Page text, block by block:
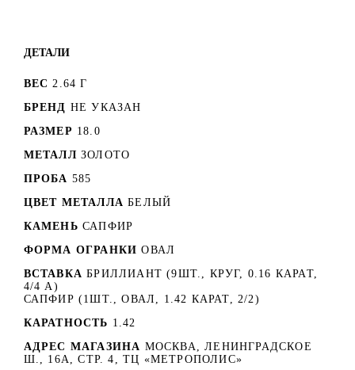
ДЕТАЛИ
ВЕС 2.64 Г
БРЕНД НЕ УКАЗАН
РАЗМЕР 18.0
МЕТАЛЛ ЗОЛОТО
ПРОБА 585
ЦВЕТ МЕТАЛЛА БЕЛЫЙ
КАМЕНЬ САПФИР
ФОРМА ОГРАНКИ ОВАЛ
ВСТАВКА БРИЛЛИАНТ (9ШТ., КРУГ, 0.16 КАРАТ,
4/4 А)
САПФИР (1ШТ., ОВАЛ, 1.42 КАРАТ, 2/2)
КАРАТНОСТЬ 1.42
АДРЕС МАГАЗИНА МОСКВА, ЛЕНИНГРАДСКОЕ
Ш., 16А, СТР. 4, ТЦ «МЕТРОПОЛИС»